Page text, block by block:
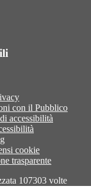
con il Pubblico
accessibilità
cookie
trasparente
107303 volte